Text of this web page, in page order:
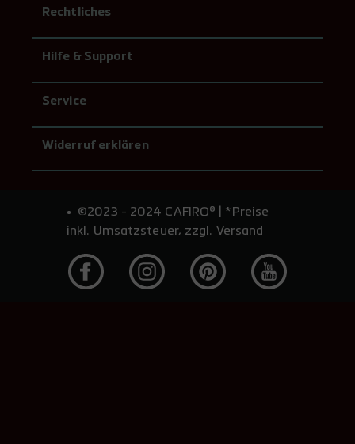
Rechtliches
Hilfe & Support
Service
Widerruf erklären
©2023 - 2024 CAFIRO® | *Preise
inkl. Umsatzsteuer, zzgl. Versand